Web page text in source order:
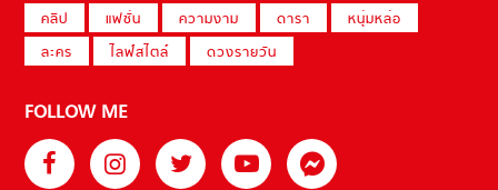
คลิป แฟชั่น ความงาม ดารา
หนุ่มหล่อ
ละคร
ไลฟ์สไตล์ ดวงรายวัน
FOLLOW ME